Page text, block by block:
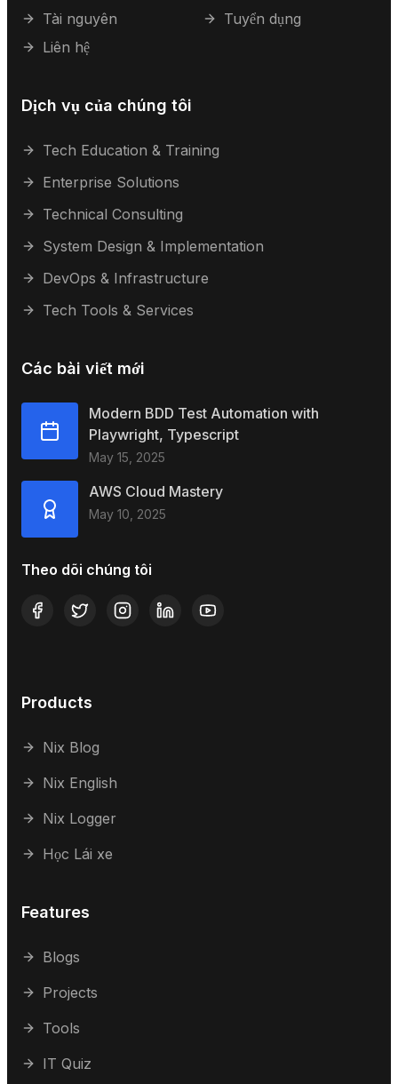
Tài nguyên
Tuyển dụng
Liên hệ
Dịch vụ của chúng tôi
Tech Education & Training
Enterprise Solutions
Technical Consulting
System Design & Implementation
DevOps & Infrastructure
Tech Tools & Services
Các bài viết mới
Modern BDD Test Automation with
Playwright, Typescript
May 15, 2025
AWS Cloud Mastery
May 10, 2025
Theo dõi chúng tôi
Products
Nix Blog
Nix English
Nix Logger
Học Lái xe
Features
Blogs
Projects
Tools
IT Quiz